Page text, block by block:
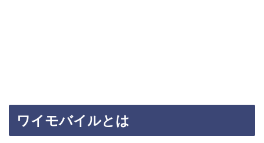
ワイモバイルとは